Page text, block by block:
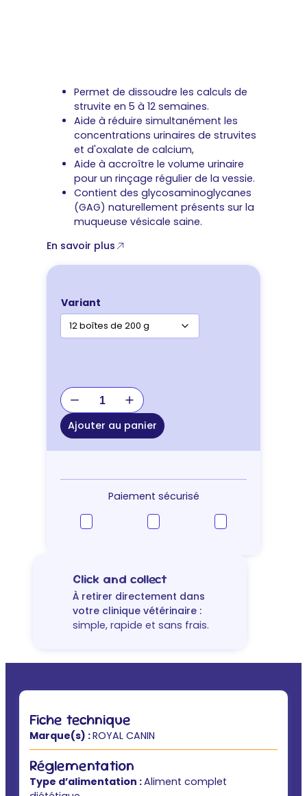
Permet de dissoudre les calculs de
struvite en 5 à 12 semaines.
Aide à réduire simultanément les
concentrations urinaires de struvites
et d'oxalate de calcium,
Aide à accroître le volume urinaire
pour un rinçage régulier de la vessie.
Contient des glycosaminoglycanes
(GAG) naturellement présents sur la
muqueuse vésicale saine.
En savoir plus
Variant
quantité
de
Royal
Canin
Veterinary
S/O
chien
Ajouter au panier
Paiement sécurisé
Click and collect
À retirer directement dans
votre clinique vétérinaire :
simple, rapide et sans frais.
Fiche technique
Marque(s) :ROYAL CANIN
Réglementation
Type d’alimentation :Aliment complet